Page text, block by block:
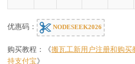
优惠码： NODESEEK2026
购买教程：《搬瓦工新用户注册和购买
持支付宝》